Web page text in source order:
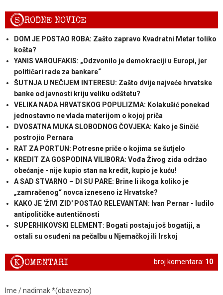
SRODNE NOVICE
DOM JE POSTAO ROBA: Zašto zapravo Kvadratni Metar toliko
košta?
YANIS VAROUFAKIS: „Odzvonilo je demokraciji u Europi, jer
političari rade za bankare“
ŠUTNJA U NEČIJEM INTERESU: Zašto dvije najveće hrvatske
banke od javnosti kriju veliku odštetu?
VELIKA NADA HRVATSKOG POPULIZMA: Kolakušić ponekad
jednostavno ne vlada materijom o kojoj priča
DVOSATNA MUKA SLOBODNOG ČOVJEKA: Kako je Sinčić
postrojio Pernara
RAT ZA PORTUN: Potresne priče o kojima se šutjelo
KREDIT ZA GOSPODINA VILIBORA: Vođa Živog zida održao
obećanje - nije kupio stan na kredit, kupio je kuću!
A SAD STVARNO – DI SU PARE: Brine li ikoga koliko je
„zamračenog“ novca izneseno iz Hrvatske?
KAKO JE 'ŽIVI ZID' POSTAO RELEVANTAN: Ivan Pernar - ludilo
antipolitičke autentičnosti
SUPERHIKOVSKI ELEMENT: Bogati postaju još bogatiji, a
ostali su osuđeni na pečalbu u Njemačkoj ili Irskoj
broj komentara: 10
KOMENTARI
Ime / nadimak *(obavezno)